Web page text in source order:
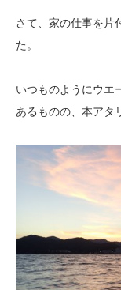
さて、家の仕事を片
た。
いつものようにウエ
あるものの、本アタ